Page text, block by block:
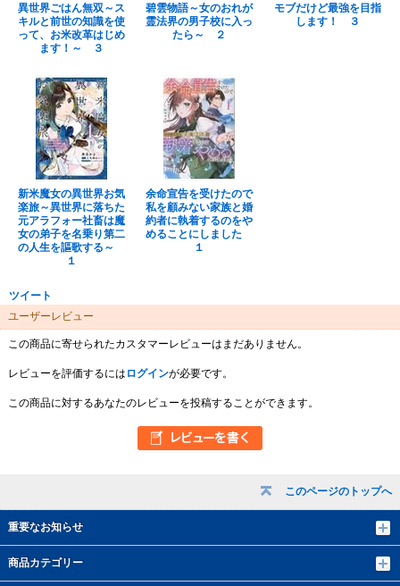
このページのトップへ
重要なお知らせ
商品カテゴリー
異世界ごはん無双～ス
キルと前世の知識を使
って、お米改革はじめ
ます！～ ３
碧雲物語～女のおれが
霊法界の男子校に入っ
たら～ ２
モブだけど最強を目指
します！ ３
新米魔女の異世界お気
楽旅～異世界に落ちた
元アラフォー社畜は魔
女の弟子を名乗り第二
の人生を謳歌する～
１
余命宣告を受けたので
私を顧みない家族と婚
約者に執着するのをや
めることにしました
１
ツイート
ユーザーレビュー
この商品に寄せられたカスタマーレビューはまだありません。
レビューを評価するには ログインが必要です。
この商品に対するあなたのレビューを投稿することができます。